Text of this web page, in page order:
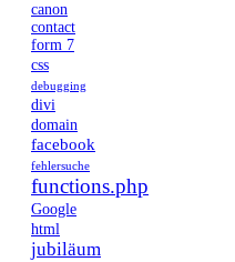
canon
contact
form 7
css
debugging
divi
domain
facebook
fehlersuche
functions.php
Google
html
jubiläum